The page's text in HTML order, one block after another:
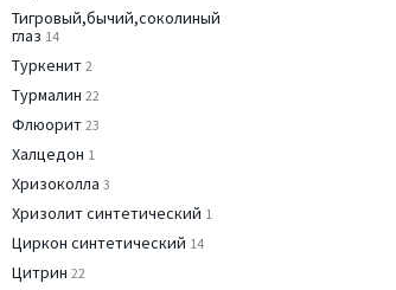
Тигровый,бычий,соколиный
глаз 14
Туркенит 2
Турмалин 22
Флюорит 23
Халцедон 1
Хризоколла 3
Хризолит синтетический 1
Циркон синтетический 14
Цитрин 22